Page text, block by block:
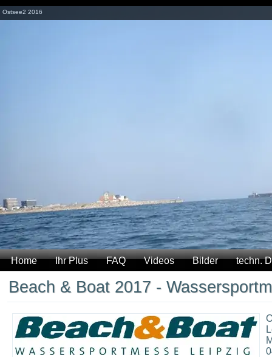
Ostsee2 2016
Home Ihr Plus FAQ Videos Bilder techn.
Beach & Boat 2017 -